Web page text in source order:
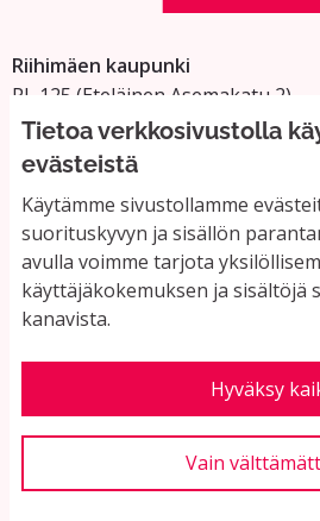
Tietoa verkkosivustolla
evästeistä
Käytämme sivustollamme
suorituskyvyn ja sisällön
avulla voimme tarjota
käyttäjäkokemuksen ja sisältöjä
kanavista.
Hyväksy
Vain
Riihimäen kaupunki
PL 125 (Eteläinen Asemakatu 2)
11101 Riihimäki
Vaihde: 019 758 4000
Sähköpostiosoitteet:
etunimi.sukunimi@riihimaki.fi
Yhteystiedot ja usein kysyttyä
Käyttöehdot
Evästeasetukset